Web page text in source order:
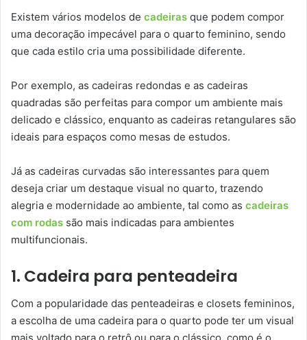
Existem vários modelos de cadeiras que podem compor
uma decoração impecável para o quarto feminino, sendo
que cada estilo cria uma possibilidade diferente.
Por exemplo, as cadeiras redondas e as cadeiras
quadradas são perfeitas para compor um ambiente mais
delicado e clássico, enquanto as cadeiras retangulares são
ideais para espaços como mesas de estudos.
Já as cadeiras curvadas são interessantes para quem
deseja criar um destaque visual no quarto, trazendo
alegria e modernidade ao ambiente, tal como as cadeiras
com rodas são mais indicadas para ambientes
multifuncionais.
1. Cadeira para penteadeira
Com a popularidade das penteadeiras e closets femininos,
a escolha de uma cadeira para o quarto pode ter um visual